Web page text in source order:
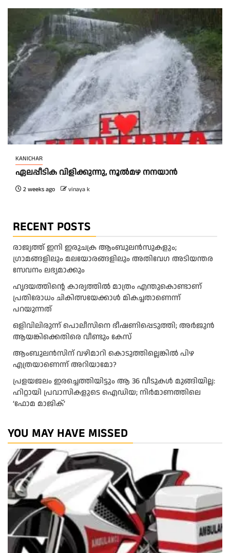
KANICHAR
ഏ​ല​പ്പീ​ടി​ക വി​ളി​ക്കു​ന്നു, നൂ​ൽ​മ​ഴ ന​ന​യാ​ൻ
2 weeks ago vinaya k
RECENT POSTS
രാജ്യത്ത് ഇനി ഇരുചക്ര ആംബുലന്‍സുകളും;
ഗ്രാമങ്ങളിലും മലയോരങ്ങളിലും അതിവേഗ അടിയന്തര
സേവനം ലഭ്യമാക്കും
ഹൃദയത്തിന്റെ കാര്യത്തിൽ മാത്രം എന്തുകൊണ്ടാണ്
പ്രതിരോധം ചികിത്സയേക്കാൾ മികച്ചതാണെന്ന്
പറയുന്നത്
ഒളിവിലിരുന്ന് പൊലീസിനെ ഭീഷണിപ്പെടുത്തി; അർജുൻ
ആയങ്കിക്കെതിരെ വീണ്ടും കേസ്
ആംബുലന്‍സിന് വഴിമാറി കൊടുത്തില്ലെങ്കില്‍ പിഴ
എത്രയാണെന്ന് അറിയാമോ?
പ്രളയജലം ഇരച്ചെത്തിയിട്ടും ആ 36 വീടുകൾ മുങ്ങിയില്ല:
ഹിറ്റായി പ്രവാസികളുടെ ഐഡിയ; നിർമാണത്തിലെ
‘ഫോമ മാജിക്’
YOU MAY HAVE MISSED